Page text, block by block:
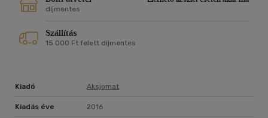
díjmentes
Szállítás
15 000 Ft felett díjmentes
Kiadó Aksjomat
Kiadás éve 2016